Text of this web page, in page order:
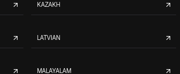
KAZAKH
LATVIAN
MALAYALAM